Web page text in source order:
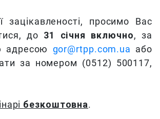
зацікавленості, просимо Вас
до 31 січня включно, за
адресою gor@rtpp.com.ua або
за номером (0512) 500117,
безкоштовна.